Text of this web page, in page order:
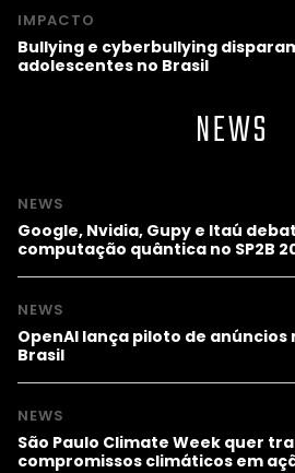
IMPACTO
Bullying e cyberbullying
adolescentes no Brasil
NEWS
NEWS
Google, Nvidia, Gupy e Itaú
computação quântica no SP2B
NEWS
OpenAI lança piloto de anúncios
Brasil
NEWS
São Paulo Climate Week quer
compromissos climáticos em